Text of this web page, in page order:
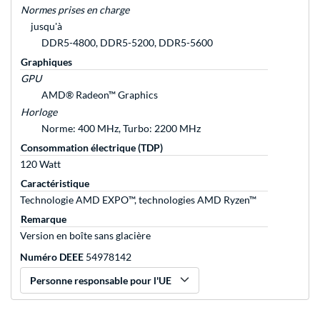
Normes prises en charge
jusqu'à
DDR5-4800, DDR5-5200, DDR5-5600
Graphiques
GPU
AMD® Radeon™ Graphics
Horloge
Norme: 400 MHz, Turbo: 2200 MHz
Consommation électrique (TDP)
120 Watt
Caractéristique
Technologie AMD EXPO™, technologies AMD Ryzen™
Remarque
Version en boîte sans glacière
Numéro DEEE 54978142
Personne responsable pour l'UE